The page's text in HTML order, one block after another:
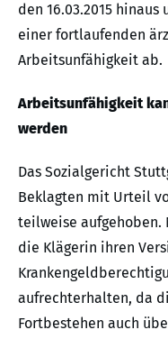
den 16.03.2015
einer fortlaufenden
Arbeitsunfähigkeit ab.
Arbeitsunfähigkeit
werden
Das Sozialgericht
Beklagten mit Urteil
teilweise aufgehoben.
die Klägerin ihren
aufrechterhalten, da
Fortbestehen auch